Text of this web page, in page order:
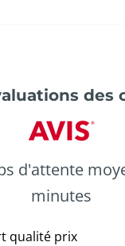
des
d'attente
minutes
qualité prix